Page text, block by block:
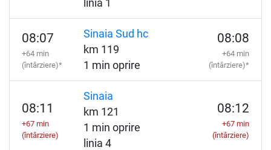
linia 1
08:07
+64 min
(întârziere)*
Sinaia Sud hc
km 119
1 min oprire
08:08
+64 min
(întârziere)*
08:11
+67 min
(întârziere)
Sinaia
km 121
1 min oprire
linia 4
08:12
+67 min
(întârziere)